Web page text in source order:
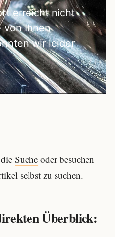
erreicht nicht
von Ihnen
wir leider
Sucheoder besuchen
selbst zu suchen.
Überblick: